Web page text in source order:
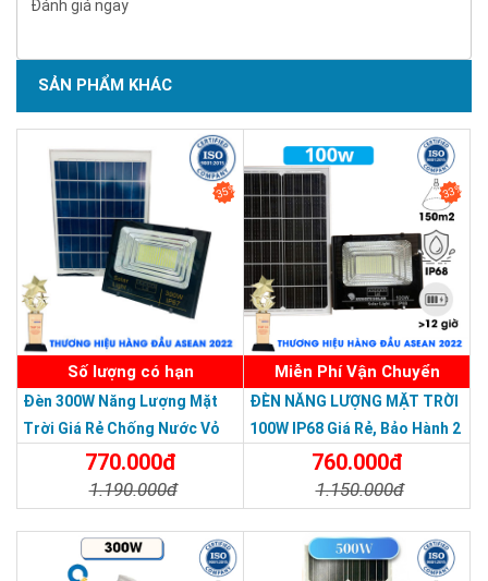
Hệ số chống nước: IP66
Thời gian sạc: 4-6h
Thời gian chiếu sáng: 12-14h
Phụ kiện kèm theo: Gía đỡ như hình
Hình ảnh thực tế
SẢN PHẨM CHẤT LƯỢNG - DỊCH VỤ TIN DÙNG LẦN VII - 2020
Đánh giá ngay
SẢN PHẨM KHÁC
35%
Số lượng có hạn
Đèn 300W Năng Lượng Mặt
Trời Giá Rẻ Chống Nước Vỏ
Nhôm Đúc770.000đ
1.190.000đ
33%
Miễn Phí Vận Chuyển
ĐÈN NĂNG LƯỢNG MẶT TRỜI
100W IP68 Giá Rẻ, Bảo Hành 2
760.000đ
1.150.000đ